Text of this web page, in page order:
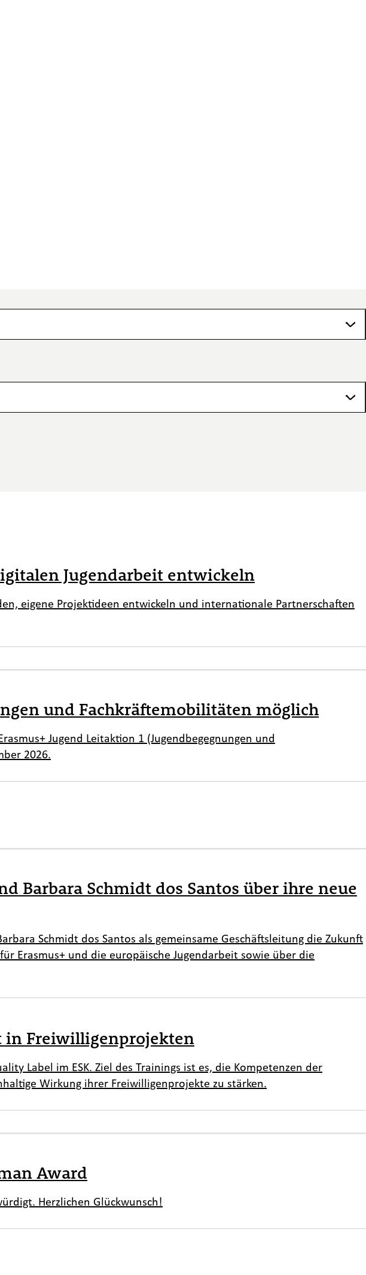
Jugendarbeit entwickeln
eigene Projektideen entwickeln und internationale Partnerschaften
und Fachkräftemobilitäten möglich
Jugend Leitaktion 1 (Jugendbegegnungen und
2026.
Barbara Schmidt dos Santos über ihre neue
Schmidt dos Santos als gemeinsame Geschäftsleitung die Zukunft
Erasmus+ und die europäische Jugendarbeit sowie über die
in Freiwilligenprojekten
Label im ESK. Ziel des Trainings ist es, die Kompetenzen der
Wirkung ihrer Freiwilligenprojekte zu stärken.
Award
Herzlichen Glückwunsch!